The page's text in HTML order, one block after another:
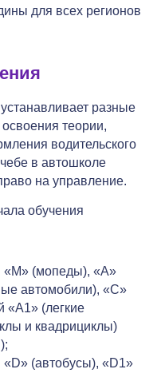
для всех регионов
разные
теории,
водительского
в автошколе
на управление.
обучения
«M» (мопеды), «A»
автомобили), «C»
«A1» (легкие
и квадрициклы)
«D» (автобусы), «D1»